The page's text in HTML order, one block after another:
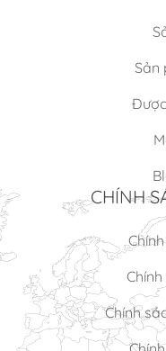
Sản
CHÍNH
Chính